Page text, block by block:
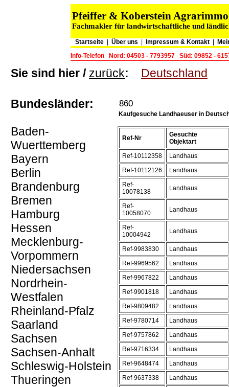
Pfeiffer & Koberstein
Fachmakler für landwirtschaftliche und
Startseite Über uns Impressum & Kontakt
Info-Telefon
Nord: 04503 - 7793957 Süd: 09852 -
Sie sind hier / zurück: Deutschland
Bundesländer:
Baden-
Wuerttemberg
Bayern
Berlin
Brandenburg
Bremen
Hamburg
Hessen
Mecklenburg-
Vorpommern
Niedersachsen
Nordrhein-
Westfalen
Rheinland-Pfalz
Saarland
Sachsen
Sachsen-Anhalt
Schleswig-Holstein
Thueringen
860
Kaufgesuche Landhaeuser in
Ref-Nr
Gesuchte
Objektart
Ref-10112358
Landhaus
Ref-10112126
Landhaus
Ref-
10078138
Landhaus
Ref-
10058070
Landhaus
Ref-
10004942
Landhaus
Ref-9983830
Landhaus
Ref-9969562
Landhaus
Ref-9967822
Landhaus
Ref-9901818
Landhaus
Ref-9809482
Landhaus
Ref-9780714
Landhaus
Ref-9757862
Landhaus
Ref-9716334
Landhaus
Ref-9648474
Landhaus
Ref-9637338
Landhaus